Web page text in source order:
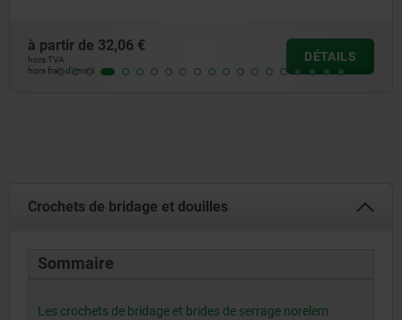
à partir de 32,06 €
hors TVA
hors frais d’envoi
DÉTAILS
Crochets de bridage et douilles
Sommaire
Les crochets de bridage et brides de serrage norelem